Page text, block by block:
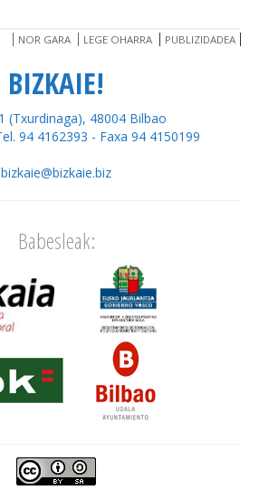
NOR GARA LEGE OHARRA PUBLIZIDADEA
BIZKAIE!
(Txurdinaga), 48004 Bilbao
94 4162393 - Faxa 94 4150199
bizkaie@bizkaie.biz
Babesleak: